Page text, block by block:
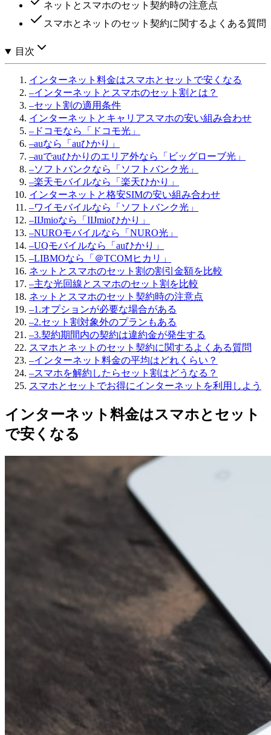
ネットとスマホのセット契約時の注意点
スマホとネットのセット契約に関するよくある質問
目次
インターネット料金はスマホとセットで安くなる
–インターネットとスマホのセット割とは？
–セット割の適用条件
インターネットとキャリアスマホの安い組み合わせ
– ドコモなら「ドコモ光」
–auなら「auひかり」
–auでauひかりのエリア外なら「ビッグローブ光」
–ソフトバンクなら「ソフトバンク光」
–楽天モバイルなら「楽天ひかり」
インターネットと格安SIMの安い組み合わせ
–ワイモバイルなら「ソフトバンク光」
–IIJmioなら「IIJmioひかり」
–NUROモバイルなら「NURO光」
–UQモバイルなら「auひかり」
–LIBMOなら「＠TCOMヒカリ」
ネットとスマホのセット割の割引金額を比較
–主な光回線とスマホのセット割を比較
ネットとスマホのセット契約時の注意点
–1.オプションが必要な場合がある
–2.セット割対象外のプランもある
–3.契約期間内の契約は違約金が発生する
スマホとネットのセット契約に関するよくある質問
–インターネット料金の平均はどれくらい？
–スマホを解約したらセット割はどうなる？
スマホとセットでお得にインターネットを利用しよう
インターネット料金はスマホとセット
で安くなる